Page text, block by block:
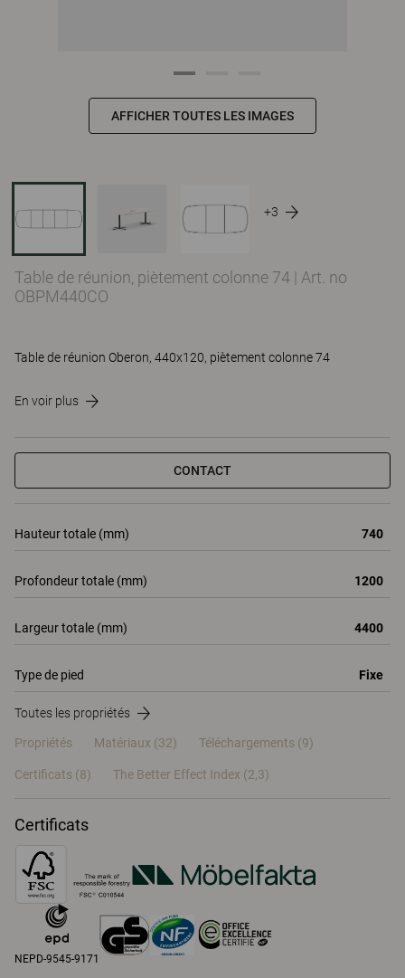
AFFICHER TOUTES LES IMAGES
+3
Table de réunion, piètement colonne 74 | Art. no
OBPM440CO
Table de réunion Oberon, 440x120, piètement colonne 74
En voir plus
CONTACT
Hauteur totale (mm) 740
Profondeur totale (mm) 1200
Largeur totale (mm) 4400
Type de pied Fixe
Toutes les propriétés
Propriétés Matériaux (32) Téléchargements (9)
Certificats (8) The Better Effect Index (2,3)
Certificats
NEPD-9545-9171